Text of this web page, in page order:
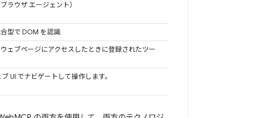
ラウザ エージェント）
型で DOM を認識
ェブページにアクセスしたときに登録されたツー
UI でナビゲートして操作します。